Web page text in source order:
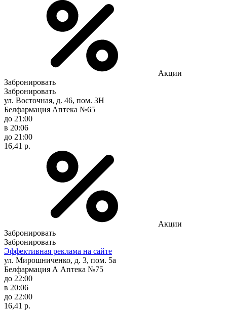
Акции
Забронировать
Забронировать
ул. Восточная, д. 46, пом. 3Н
Белфармация Аптека №65
до 21:00
в 20:06
до 21:00
16,41 р.
Акции
Забронировать
Забронировать
Эффективная реклама на сайте
ул. Мирошниченко, д. 3, пом. 5а
Белфармация А Аптека №75
до 22:00
в 20:06
до 22:00
16,41 р.